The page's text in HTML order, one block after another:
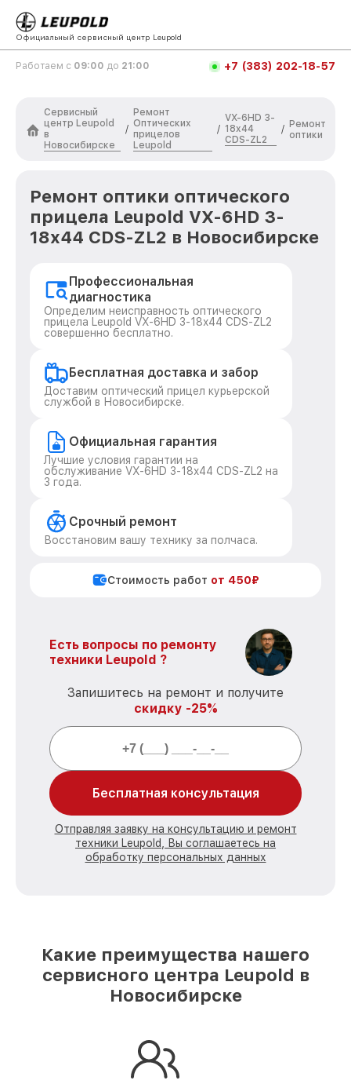
Официальный сервисный центр Leupold
Работаем с 09:00 до 21:00 +7 (383) 202-18-57
Сервисный
центр Leupold
в
Новосибирске
/
Ремонт
Оптических
прицелов
Leupold
/
VX-6HD 3-
18x44
CDS-ZL2
/ Ремонт
оптики
Ремонт оптики оптического
прицела Leupold VX-6HD 3-
18x44 CDS-ZL2 в Новосибирске
Профессиональная
диагностика
Определим неисправность оптического
прицела Leupold VX-6HD 3-18x44 CDS-ZL2
совершенно бесплатно.
Бесплатная доставка и забор
Доставим оптический прицел курьерской
службой в Новосибирске.
Официальная гарантия
Лучшие условия гарантии на
обслуживание VX-6HD 3-18x44 CDS-ZL2 на
3 года.
Срочный ремонт
Восстановим вашу технику за полчаса.
Стоимость работ от 450₽
Есть вопросы по ремонту
техники Leupold ?
Запишитесь на ремонт и получите
скидку -25%
Бесплатная консультация
Отправляя заявку на консультацию и ремонт
техники Leupold, Вы соглашаетесь на
обработку персональных данных
Какие преимущества нашего
сервисного центра Leupold в
Новосибирске